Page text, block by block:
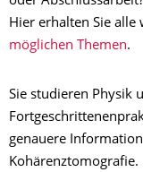
Hier erhalten Sie alle
möglichen Themen.
Sie studieren Physik
genauere
Kohärenztomografie.